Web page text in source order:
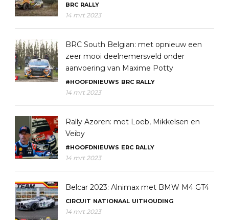
BRC RALLY
14 mrt 2023
BRC South Belgian: met opnieuw een
zeer mooi deelnemersveld onder
aanvoering van Maxime Potty
#HOOFDNIEUWS BRC RALLY
14 mrt 2023
Rally Azoren: met Loeb, Mikkelsen en
Veiby
#HOOFDNIEUWS ERC RALLY
14 mrt 2023
Belcar 2023: Alnimax met BMW M4 GT4
CIRCUIT NATIONAAL UITHOUDING
14 mrt 2023